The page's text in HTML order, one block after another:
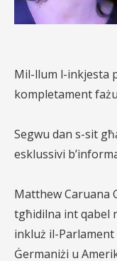
Mil-llum l-inkjesta
kompletament
Segwu dan s-sit
esklussivi
Matthew Caruana
tgħidilna int qabel
inkluż il-
Ġermaniżi u